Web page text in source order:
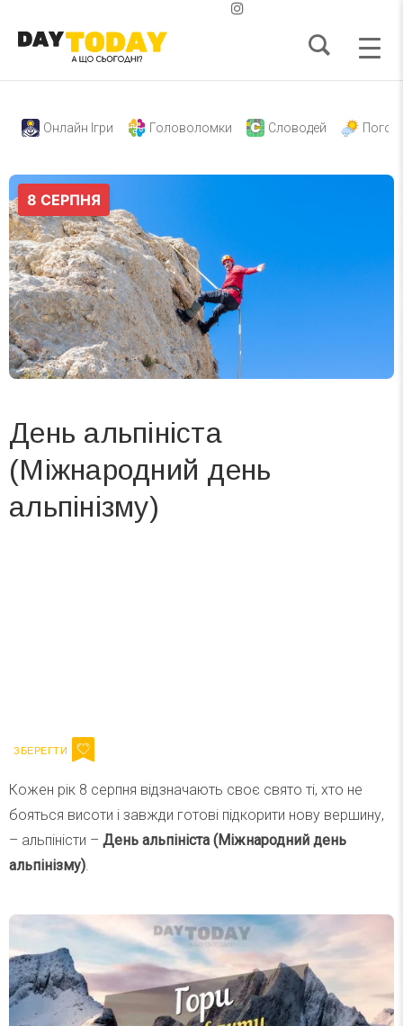
Онлайн Ігри Головоломки Словодей
День альпініста
(Міжнародний день
альпінізму)
Кожен рік 8 серпня відзначають своє свято ті, хто не
бояться висоти і завжди готові підкорити нову вершину,
– альпіністи – День альпініста (Міжнародний день
альпінізму).